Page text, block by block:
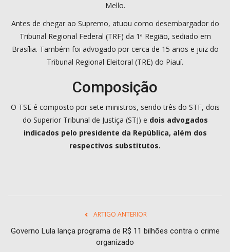
Mello.
Antes de chegar ao Supremo, atuou como desembargador do
Tribunal Regional Federal (TRF) da 1ª Região, sediado em
Brasília. Também foi advogado por cerca de 15 anos e juiz do
Tribunal Regional Eleitoral (TRE) do Piauí.
Composição
O TSE é composto por sete ministros, sendo três do STF, dois
do Superior Tribunal de Justiça (STJ) e dois advogados
indicados pelo presidente da República, além dos
respectivos substitutos.
ARTIGO ANTERIOR
Governo Lula lança programa de R$ 11 bilhões contra o crime
organizado